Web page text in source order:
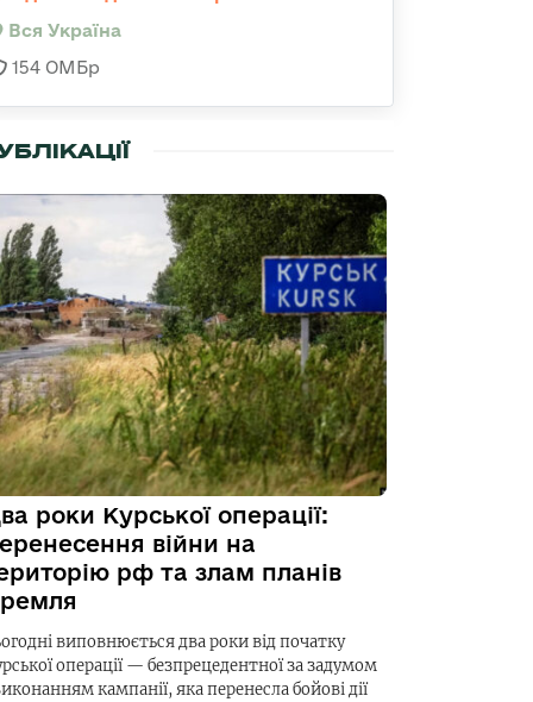
Вся Україна
154 ОМБр
роки Курської операції:
війни на
рф та злам планів
виповнюється два роки від початку
операції — безпрецедентної за задумом
кампанії, яка перенесла бойові дії